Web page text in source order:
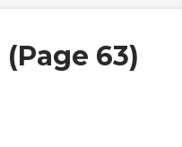
(Page 63)